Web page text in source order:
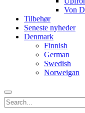
Von
Tilbehør
Seneste nyheder
Denmark
Finnish
German
Swedish
Norweigan